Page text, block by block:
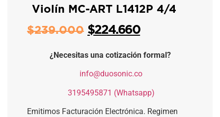
Violín MC-ART L1412P 4/4
$239.000 $224.660
¿Necesitas una cotización formal?
info@duosonic.co
3195495871 (Whatsapp)
Emitimos Facturación Electrónica. Regimen